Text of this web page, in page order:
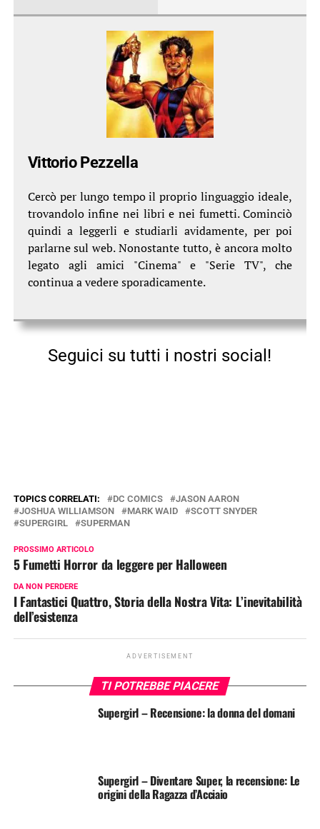
Vittorio Pezzella
Cercò per lungo tempo il proprio linguaggio ideale,
trovandolo infine nei libri e nei fumetti. Cominciò
quindi a leggerli e studiarli avidamente, per poi
parlarne sul web. Nonostante tutto, è ancora molto
legato agli amici "Cinema" e "Serie TV", che
continua a vedere sporadicamente.
Seguici su tutti i nostri social!
TOPICS CORRELATI: DC COMICS
JASON AARON
JOSHUA WILLIAMSON
MARK WAID
SCOTT SNYDER
SUPERGIRL
SUPERMAN
PROSSIMO ARTICOLO
5 Fumetti Horror da leggere per Halloween
DA NON PERDERE
I Fantastici Quattro, Storia della Nostra Vita: L’inevitabilità
dell’esistenza
ADVERTISEMENT
TI POTREBBE PIACERE
Supergirl – Recensione: la donna del domani
Supergirl – Diventare Super, la recensione: Le
origini della Ragazza d’Acciaio